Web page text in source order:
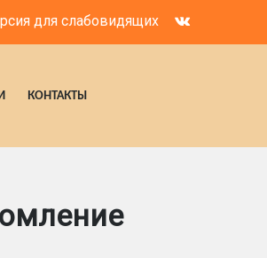
для слабовидящих
КОНТАКТЫ